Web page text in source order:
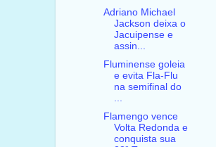
Adriano Michael
Jackson deixa o
Jacuipense e
assin...
Fluminense goleia
e evita Fla-Flu
na semifinal do
...
Flamengo vence
Volta Redonda e
conquista sua